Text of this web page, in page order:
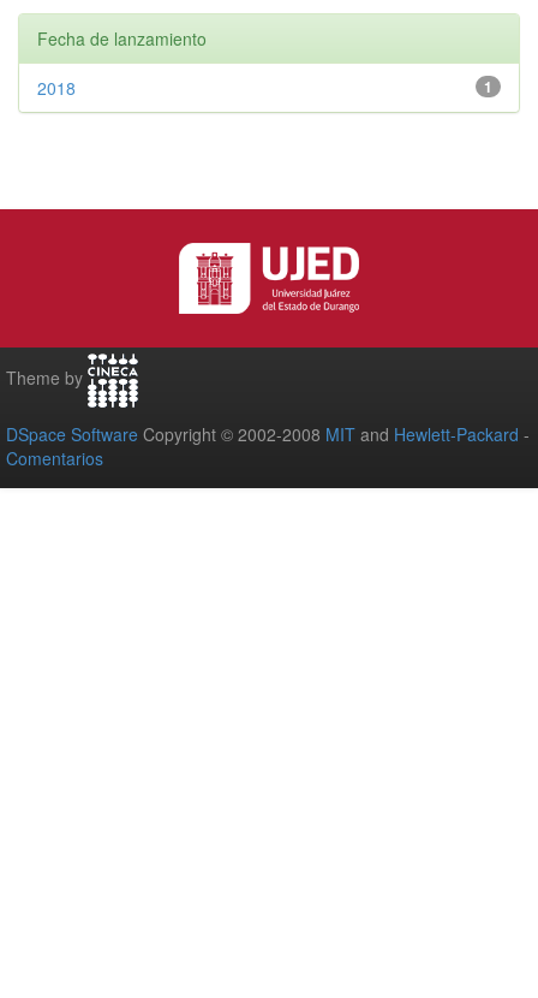
Fecha de lanzamiento
1
2018
Theme by
DSpace Software Copyright © 2002-2008 MIT and Hewlett-Packard -
Comentarios